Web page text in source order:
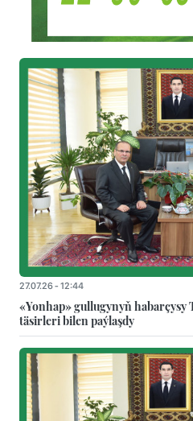
27.07.26 - 12:44
«Yonhap» gullugynyň habarçysy
täsirleri bilen paýlaşdy